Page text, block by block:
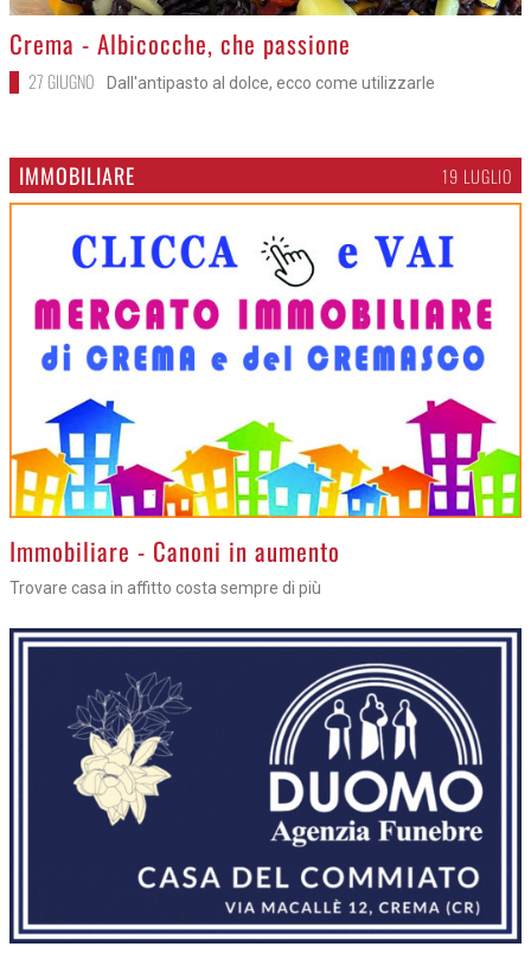
>
Crema - Albicocche, che passione
27 GIUGNO Dall'antipasto al dolce, ecco come utilizzarle
IMMOBILIARE 19 LUGLIO
>Immobiliare - Canoni in aumento
Trovare casa in affitto costa sempre di più